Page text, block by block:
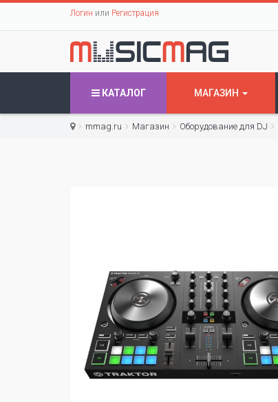
Логин или Регистрация
КАТАЛОГ МАГАЗИН
mmag.ru Магазин Оборудование для DJ